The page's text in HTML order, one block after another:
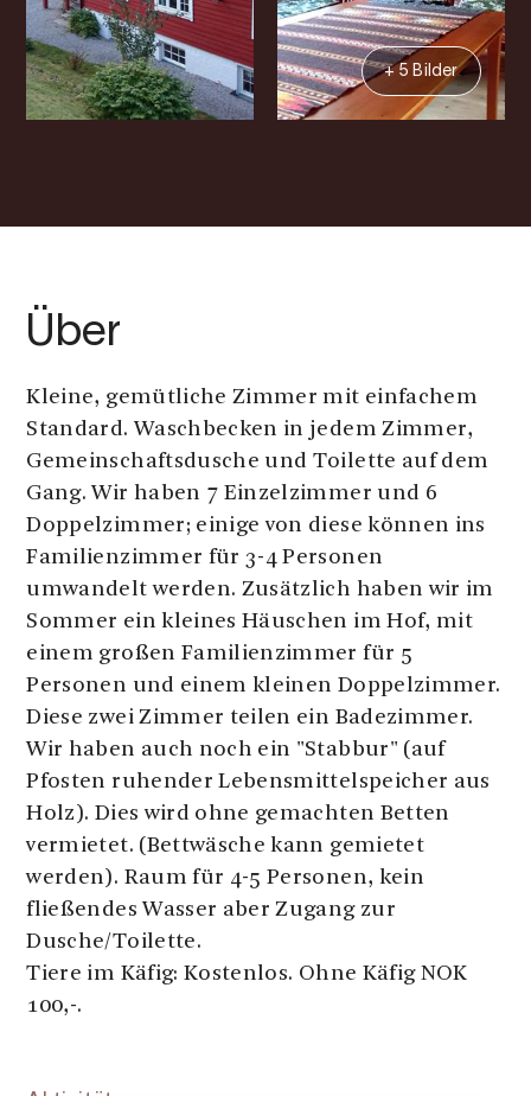
+ 5 Bilder
Über
Kleine, gemütliche Zimmer mit einfachem
Standard. Waschbecken in jedem Zimmer,
Gemeinschaftsdusche und Toilette auf dem
Gang. Wir haben 7 Einzelzimmer und 6
Doppelzimmer; einige von diese können ins
Familienzimmer für 3-4 Personen
umwandelt werden. Zusätzlich haben wir im
Sommer ein kleines Häuschen im Hof, mit
einem großen Familienzimmer für 5
Personen und einem kleinen Doppelzimmer.
Diese zwei Zimmer teilen ein Badezimmer.
Wir haben auch noch ein "Stabbur" (auf
Pfosten ruhender Lebensmittelspeicher aus
Holz). Dies wird ohne gemachten Betten
vermietet. (Bettwäsche kann gemietet
werden). Raum für 4-5 Personen, kein
fließendes Wasser aber Zugang zur
Dusche/Toilette.
Tiere im Käfig: Kostenlos. Ohne Käfig NOK
100,-.